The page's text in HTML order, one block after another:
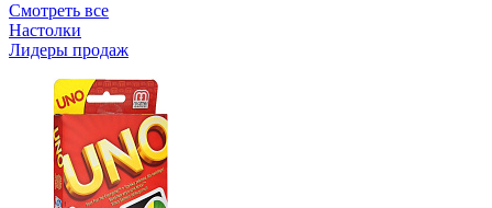
Смотреть все
Настолки
Лидеры продаж